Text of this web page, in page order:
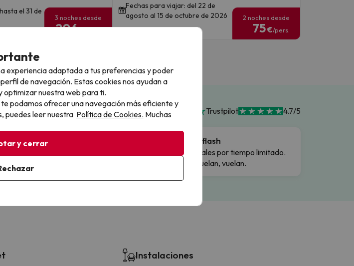
el 31 de
3 noches desde
206€
Fechas para viajar: del 22 de
agosto al 15 de octubre de 2026
2 noches desde
75€/pers.
los chollos
Trustpilot 4.7/5
Paga a tu ritmo Ofertas flash
Precios reales por tiempo limitado.
Cuando vuelan, vuelan.
Instalaciones
experiencia adaptada a tus preferencias y poder
de navegación. Estas cookies nos ayudan a
optimizar nuestra web para ti.
podamos ofrecer una navegación más eficiente y
puedes leer nuestra Política de Cookies. Muchas
y cerrar